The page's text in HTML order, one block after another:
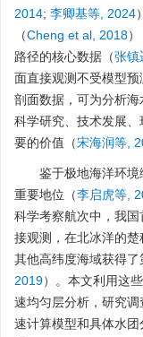
2014; 李卿基等, 2024
（Cheng et al, 2018
路径的核心数据（张镇
面直接观测不受模型
剖面数据，可为分析
科学研究、技术发展
要的价值（宋海润等,
鉴于极地海洋环
重要地位（李启虎等,
科学考察航次中，我
接观测，在北冰洋的
其他高纬度海域获得
2019）。本文利用这
速均匀层分析，研究
速计算模型和具体水